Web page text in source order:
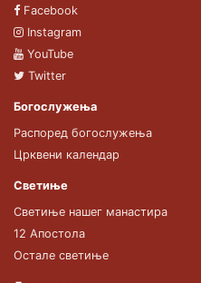
Facebook
Instagram
YouTube
Twitter
Богослужења
Распоред богослужења
Црквени календар
Светиње
Светиње нашег манастира
12 Апостола
Остале светиње